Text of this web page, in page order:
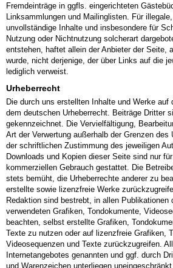
Fremdeinträge in ggfls. eingerichteten
Linksammlungen und Mailinglisten. Für
unvollständige Inhalte und insbesondere für
Nutzung oder Nichtnutzung solcherart
entstehen, haftet allein der Anbieter der Seite,
wurde, nicht derjenige, der über Links auf die
lediglich verweist.
Urheberrecht
Die durch uns erstellten Inhalte und Werke auf
dem deutschen Urheberrecht. Beiträge Dritter
gekennzeichnet. Die Vervielfältigung,
Art der Verwertung außerhalb der Grenzen des
der schriftlichen Zustimmung des jeweiligen
Downloads und Kopien dieser Seite sind nur
kommerziellen Gebrauch gestattet. Die
stets bemüht, die Urheberrechte anderer zu
erstellte sowie lizenzfreie Werke
Redaktion sind bestrebt, in allen Publikationen
verwendeten Grafiken, Tondokumente,
beachten, selbst erstellte Grafiken,
Texte zu nutzen oder auf lizenzfreie Grafiken,
Videosequenzen und Texte zurückzugreifen.
Internetangebotes genannten und ggf. durch
und Warenzeichen unterliegen